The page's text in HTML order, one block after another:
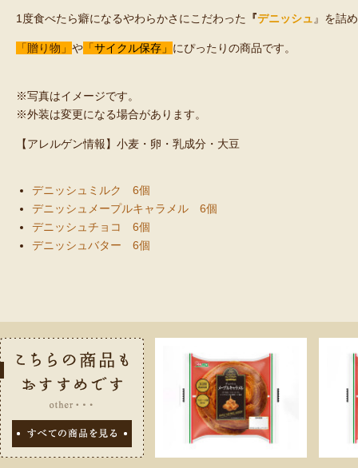
1度食べたら癖になるやわらかさにこだわった 『デニッシュ』を詰
「贈り物」 や 「サイクル保存」 にぴったりの商品です。
※写真はイメージです。
※外装は変更になる場合があります。
【アレルゲン情報】小麦・卵・乳成分・大豆
デニッシュミルク 6個
デニッシュメープルキャラメル 6個
デニッシュチョコ 6個
デニッシュバター 6個
すべての商品を見る